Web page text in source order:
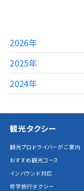
2026年
2025年
2024年
観光タクシー
観光プロドライバーがご案内
おすすめ観光コース
インバウンド対応
修学旅行タクシー